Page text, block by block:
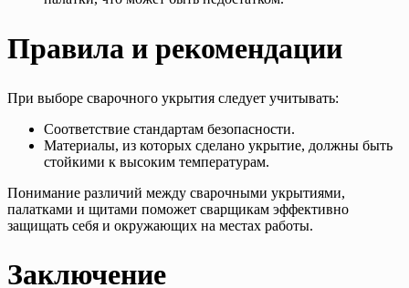
Правила и рекомендации
При выборе сварочного укрытия следует учитывать:
Соответствие стандартам безопасности.
Материалы, из которых сделано укрытие, должны быть
стойкими к высоким температурам.
Понимание различий между сварочными укрытиями,
палатками и щитами поможет сварщикам эффективно
защищать себя и окружающих на местах работы.
Заключение